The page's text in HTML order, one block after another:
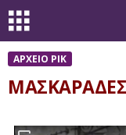
ΑΡΧΕΙΟ ΡΙΚ